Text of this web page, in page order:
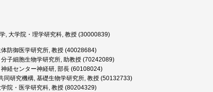
, 大学院・理学研究科, 教授 (30000839)
体防御医学研究所, 教授 (40028684)
子細胞生物学研究所, 助教授 (70242089)
神経センター神経研, 部長 (60108024)
同研究機構, 基礎生物学研究所, 教授 (50132733)
院・医学研究科, 教授 (80204329)